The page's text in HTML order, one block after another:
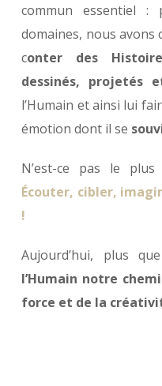
commun essentiel :
domaines, nous avons
conter des
dessinés, projetés
l’Humain et ainsi lui
émotion dont il se
N’est-ce pas le
Écouter, cibler,
!
Aujourd’hui, plus
l’Humain notre
force et de la